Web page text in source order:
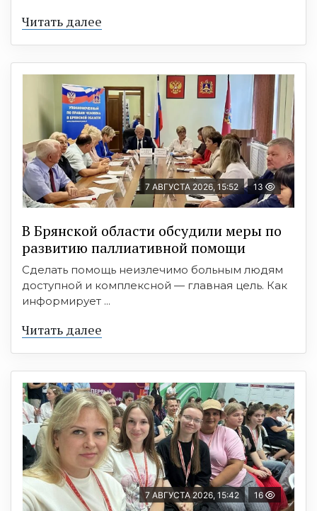
Читать далее
7 АВГУСТА 2026, 15:52 13
В Брянской области обсудили меры по
развитию паллиативной помощи
Сделать помощь неизлечимо больным людям
доступной и комплексной — главная цель. Как
информирует ...
Читать далее
7 АВГУСТА 2026, 15:42 16